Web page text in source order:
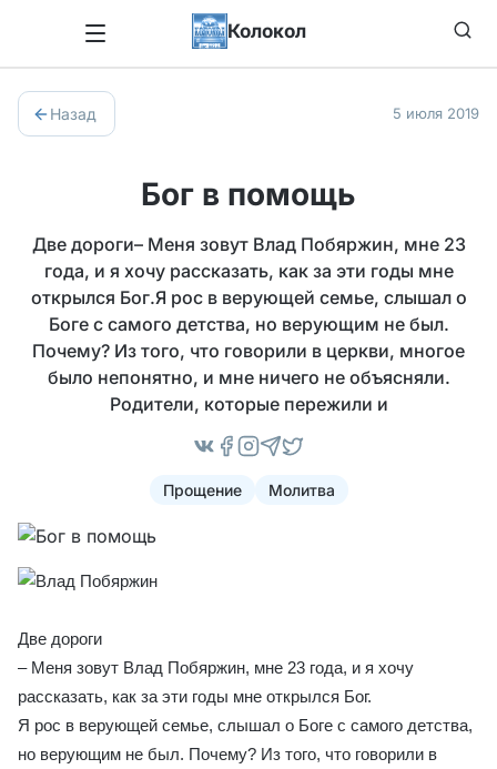
Колокол
Назад 5 июля 2019
Бог в помощь
Две дороги– Меня зовут Влад Побяржин, мне 23
года, и я хочу рассказать, как за эти годы мне
открылся Бог.Я рос в верующей семье, слышал о
Боге с самого детства, но верующим не был.
Почему? Из того, что говорили в церкви, многое
было непонятно, и мне ничего не объясняли.
Родители, которые пережили и
Прощение Молитва
Две дороги
– Меня зовут Влад Побяржин, мне 23 года, и я хочу
рассказать, как за эти годы мне открылся Бог.
Я рос в верующей семье, слышал о Боге с самого детства,
но верующим не был. Почему? Из того, что говорили в